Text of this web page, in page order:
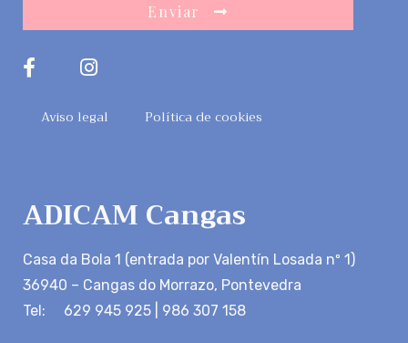
Enviar
Aviso legal Política de cookies
ADICAM Cangas
Casa da Bola 1 (entrada por Valentín Losada nº 1)
36940 – Cangas do Morrazo, Pontevedra
Tel: 629 945 925 | 986 307 158